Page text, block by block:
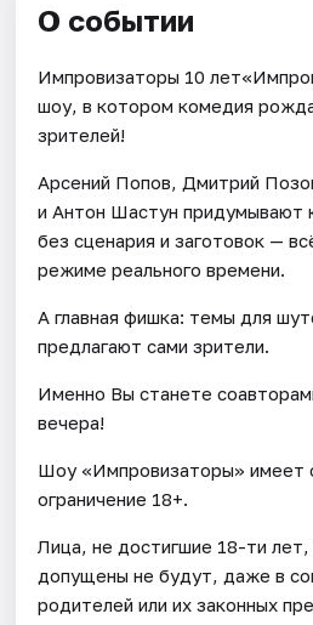
О событии
Импровизаторы 10
шоу, в котором комедия
зрителей!
Арсений Попов, Дмитрий
и Антон Шастун
без сценария и заготовок —
режиме реального времени.
А главная фишка: темы для
предлагают сами зрители.
Именно Вы станете
вечера!
Шоу «Импровизаторы» имеет
ограничение 18+.
Лица, не достигшие 18-ти лет,
допущены не будут, даже в
родителей или их законных